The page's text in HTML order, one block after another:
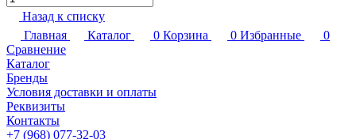
Назад к списку
Главная
Каталог 0 Корзина 0 Избранные
0
Сравнение
Каталог
Бренды
Условия доставки и оплаты
Реквизиты
Контакты
+7 (968) 077-32-03